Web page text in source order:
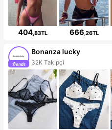
404,83TL 666,26TL
Bonanza lucky
32K Takipçi